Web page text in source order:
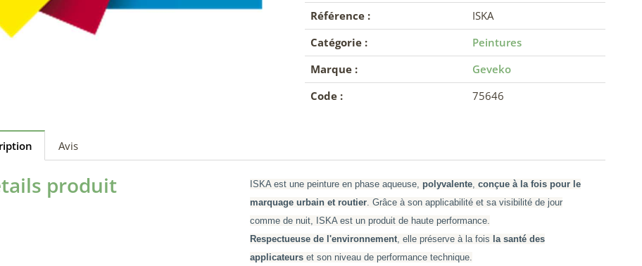
Référence :
ISKA
Catégorie :
Peintures
Marque :
Geveko
Code :
75646
Avis
produit ISKA est une peinture en phase aqueuse, polyvalente, conçue à la fois pour le
marquage urbain et routier. Grâce à son applicabilité et sa visibilité de jour
comme de nuit, ISKA est un produit de haute performance.
Respectueuse de l'environnement, elle préserve à la fois la santé des
applicateurs et son niveau de performance technique.